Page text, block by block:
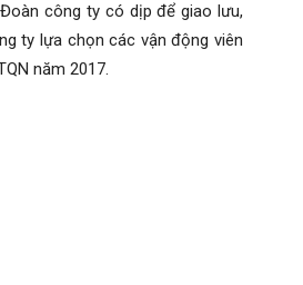
công ty có dịp để giao lưu,
ty lựa chọn các vận động viên
năm 2017.